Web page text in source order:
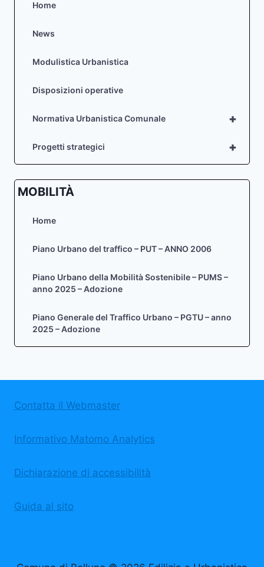
Home
News
Modulistica Urbanistica
Disposizioni operative
+
Normativa Urbanistica Comunale
+
Progetti strategici
MOBILITÀ
Home
Piano Urbano del traffico – PUT – ANNO 2006
Piano Urbano della Mobilità Sostenibile – PUMS –
anno 2025 – Adozione
Piano Generale del Traffico Urbano – PGTU – anno
2025 – Adozione
Contatta il Webmaster
Informativo Matomo Analytics
Dichiarazione di accessibilità
Guida al sito